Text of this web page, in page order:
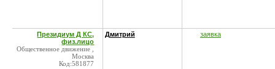
Президиум Д КС,
физ.лицо
Общественное движение ,
Москва
Код:581877
Дмитрий заявка